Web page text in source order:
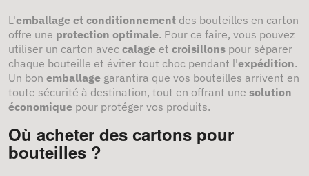
L'emballage et conditionnement des bouteilles en carton
offre une protection optimale. Pour ce faire, vous pouvez
utiliser un carton avec calage et croisillons pour séparer
chaque bouteille et éviter tout choc pendant l'expédition.
Un bon emballage garantira que vos bouteilles arrivent en
toute sécurité à destination, tout en offrant une solution
économique pour protéger vos produits.
Où acheter des cartons pour
bouteilles ?